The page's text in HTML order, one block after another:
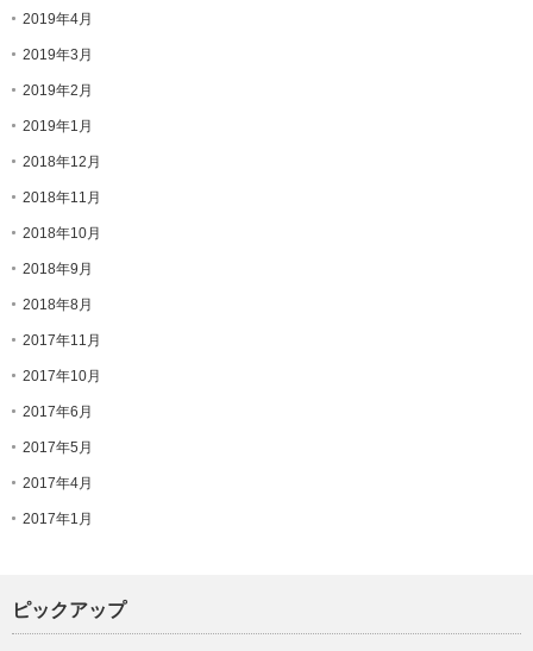
2019年4月
2019年3月
2019年2月
2019年1月
2018年12月
2018年11月
2018年10月
2018年9月
2018年8月
2017年11月
2017年10月
2017年6月
2017年5月
2017年4月
2017年1月
ピックアップ